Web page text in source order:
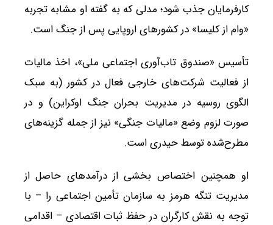
کارفرمایان جذب شود؛ مدلی که به گفته او مشابه تجربه
«وام از کلیسا» در کشورهای اروپایی پس از جنگ است.
تأسیس «صندوق تاب‌آوری اجتماعی ملی»، اخذ مالیات
از فعالیت شرکت‌های خارجی فعال در کشور (به سبک
الگوی روسیه در مدیریت بحران جنگ اوکراین) و در
صورت لزوم وضع «مالیات جنگی» نیز از جمله گزینه‌های
مطرح‌شده توسط حیدری است.
او همچنین اختصاص بخشی از درآمدهای حاصل از
مدیریت تنگه هرمز به سازمان تأمین اجتماعی را – با
توجه به نقش کارگران در حفظ ثبات اقتصادی – اقدامی